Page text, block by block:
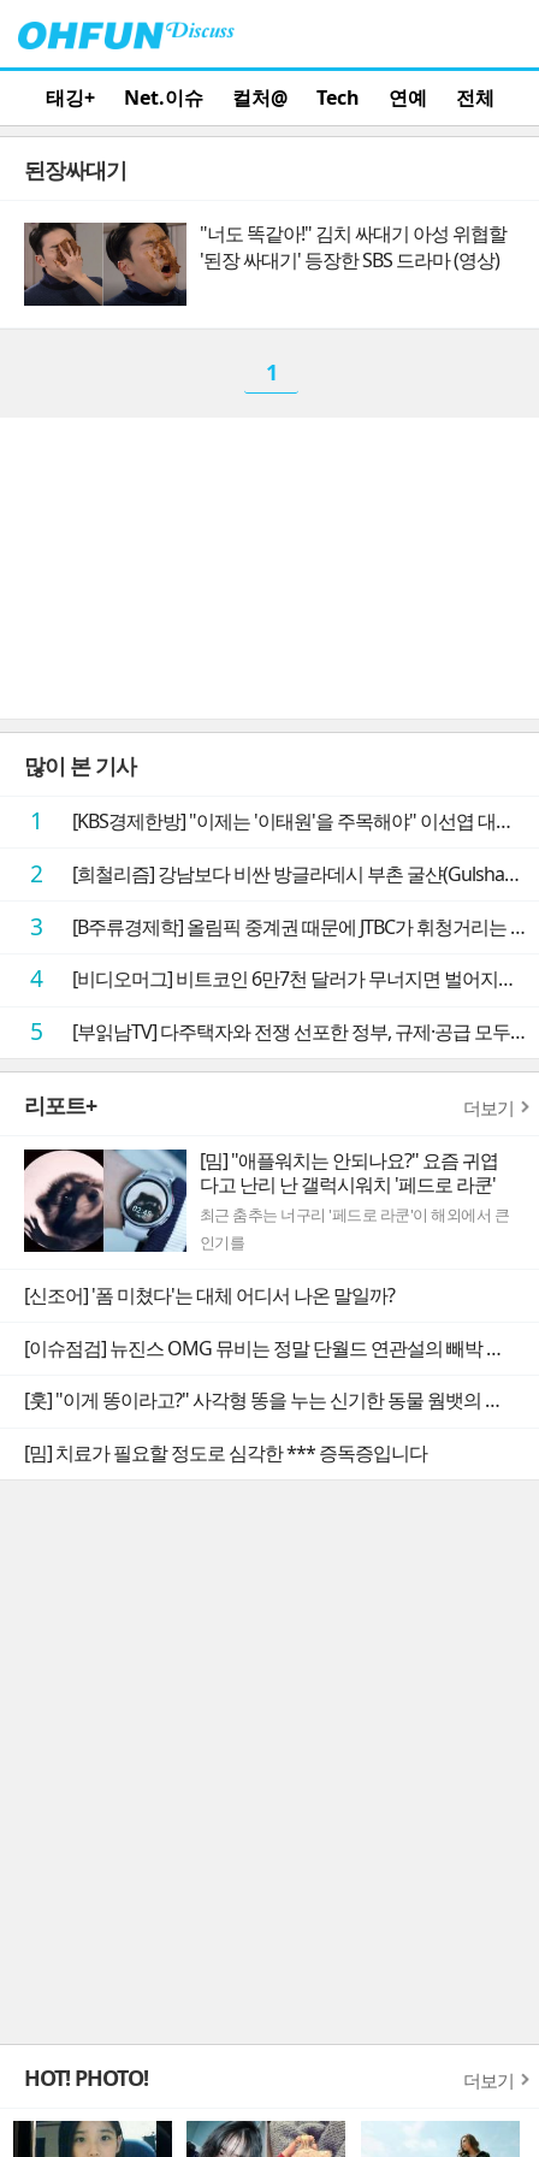
태깅+ Net.이슈 컬처@ Tech 연예 전체
된장싸대기
"너도 똑같아!" 김치 싸대기 아성 위협할
'된장 싸대기' 등장한 SBS 드라마 (영상)
1
많이 본 기사
1 [KBS경제한방] "이제는 '이태원'을 주목해야" 이선엽 대표가 말하는 AI 시대 투자 성과를 가르는 지점들
2 [희철리즘] 강남보다 비싼 방글라데시 부촌 굴샨(Gulshan)의 극단적인 모습에 충격을 받다
3 [B주류경제학] 올림픽 중계권 때문에 JTBC가 휘청거리는 이유
4 [비디오머그] 비트코인 6만7천 달러가 무너지면 벌어지는 일
5 [부읽남TV] 다주택자와 전쟁 선포한 정부, 규제·공급 모두 실효성 의문
리포트+ 더보기
[밈] "애플워치는 안되나요?" 요즘 귀엽
다고 난리 난 갤럭시워치 '페드로 라쿤'
최근 춤추는 너구리 '페드로 라쿤'이 해외에서 큰
인기를
[신조어] '폼 미쳤다'는 대체 어디서 나온 말일까?
[이슈점검] 뉴진스 OMG 뮤비는 정말 단월드 연관설의 빼박 증거일까
[훗] "이게 똥이라고?" 사각형 똥을 누는 신기한 동물 웜뱃의 비밀
[밈] 치료가 필요할 정도로 심각한 *** 증독증입니다
HOT! PHOTO! 더보기